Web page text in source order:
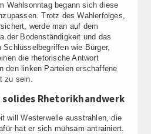
Wahlsonntag begann sich diese
Trotz des Wahlerfolges,
werde man auf dem
der Bodenständigkeit und das
Schlüsselbegriffen wie Bürger,
die rhetorische Antwort
den linken Parteien erschaffene
zu sein.
Rhetorikhandwerk
will Westerwelle ausstrahlen, die
hat er sich mühsam antrainiert.